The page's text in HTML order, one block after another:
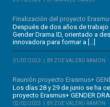
Finalización del proyecto
Después de dos años de
Gender Drama ID, orientado a
innovadora para formar a […]
01/07/2023 BY ZOE VALERO RAMÓN
Reunión proyecto Erasmus+
Los días 28 y 29 de junio se ha
proyecto Erasmus+ GENDER
02/02/2023 BY ZOE VALERO RAMÓN